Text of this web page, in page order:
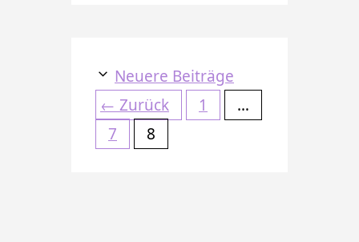
Neuere Beiträge
← Zurück Seite
1
…
Seite
7 Seite
8